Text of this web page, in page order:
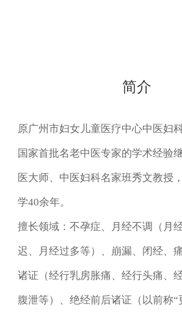
简介
原广州市妇女儿童医疗中心中医妇
国家首批名老中医专家的学术经验
医大师、中医妇科名家班秀文教授
学40余年。
擅长领域：不孕症、月经不调（月
迟、月经过多等）、崩漏、闭经、
诸证（经行乳房胀痛、经行头痛、
腹泄等）、绝经前后诸证（以前称“